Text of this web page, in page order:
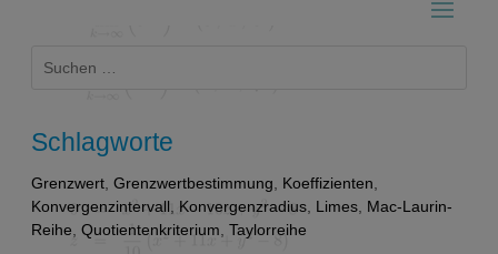
nach:
Schlagworte
Grenzwert Grenzwertbestimmung Koeffizienten
Konvergenzintervall Konvergenzradius Limes Mac-Laurin-
Reihe Quotientenkriterium Taylorreihe